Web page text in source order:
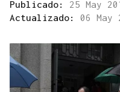
Publicado: 25 May
Actualizado: 06 May